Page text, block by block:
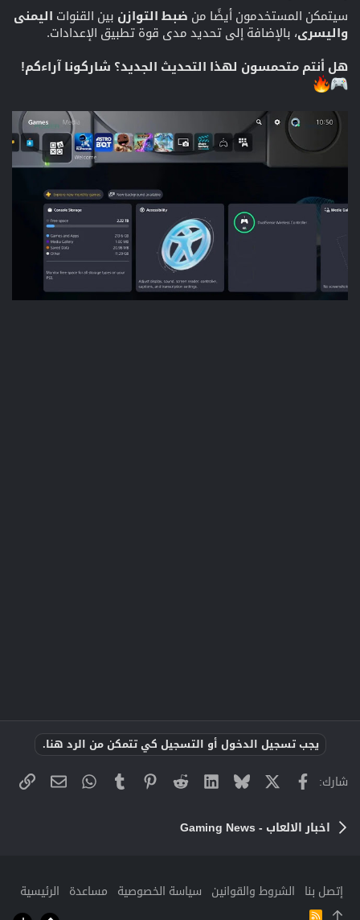
سيتمكن المستخدمون أيضًا من ضبط التوازن بين القنوات اليمنى
واليسرى، بالإضافة إلى تحديد مدى قوة تطبيق الإعدادات.
هل أنتم متحمسون لهذا التحديث الجديد؟ شاركونا آراءكم!
يجب تسجيل الدخول أو التسجيل كي تتمكن من الرد هنا.
شارك: فيسبوك Bluesky
LinkedIn
Reddit
Pinterest
Tumblr
WhatsApp
البريد
اخبار الالعاب - Gaming News
إتصل بنا الشروط والقوانين سياسة الخصوصية مساعدة الرئيسية
R